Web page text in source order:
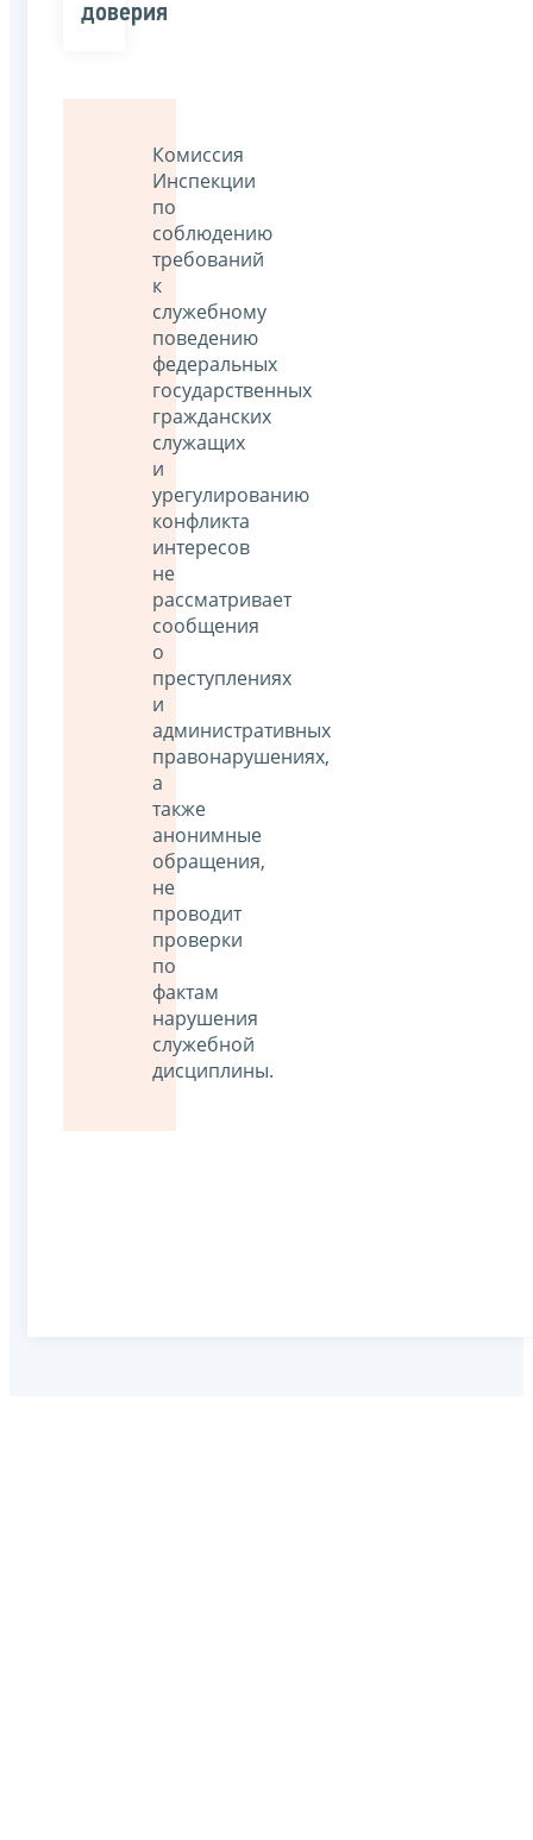
доверия
Комиссия
Инспекции
по
соблюдению
требований
к
служебному
поведению
федеральных
государственных
гражданских
служащих
и
урегулированию
конфликта
интересов
не
рассматривает
сообщения
о
преступлениях
и
административных
правонарушениях,
а
также
анонимные
обращения,
не
проводит
проверки
по
фактам
нарушения
служебной
дисциплины.